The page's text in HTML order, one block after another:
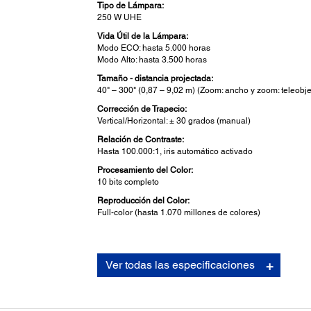
Tipo de Lámpara:
250 W UHE
Vida Útil de la Lámpara:
Modo ECO: hasta 5.000 horas
Modo Alto: hasta 3.500 horas
Tamaño - distancia projectada:
40" – 300" (0,87 – 9,02 m) (Zoom: ancho y zoom:
Corrección de Trapecio:
Vertical/Horizontal: ± 30 grados (manual)
Relación de Contraste:
Hasta 100.000:1, iris automático activado
Procesamiento del Color:
10 bits completo
Reproducción del Color:
Full-color (hasta 1.070 millones de colores)
Ver todas las especificaciones